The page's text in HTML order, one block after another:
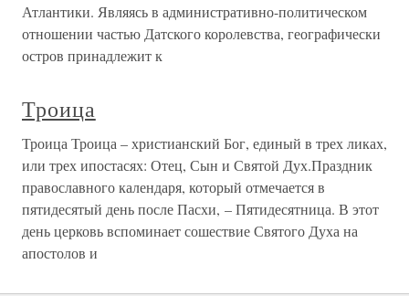
Атлантики. Являясь в административно-политическом
отношении частью Датского королевства, географически
остров принадлежит к
Троица
Троица Троица – христианский Бог, единый в трех ликах,
или трех ипостасях: Отец, Сын и Святой Дух.Праздник
православного календаря, который отмечается в
пятидесятый день после Пасхи, – Пятидесятница. В этот
день церковь вспоминает сошествие Святого Духа на
апостолов и